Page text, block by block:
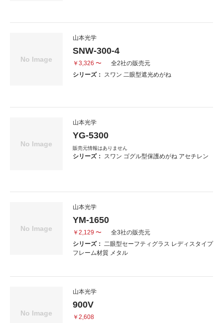
山本光学
SNW-300-4
￥3,326 〜
全2社の販売元
シリーズ： スワン 二眼型遮光めがね
山本光学
YG-5300
販売元情報はありません
シリーズ： スワン ゴグル型保護めがね アセチレン
山本光学
YM-1650
￥2,129 〜
全3社の販売元
シリーズ： 二眼型セーフティグラス レディスタイプ
フレーム材質 メタル
山本光学
900V
￥2,608